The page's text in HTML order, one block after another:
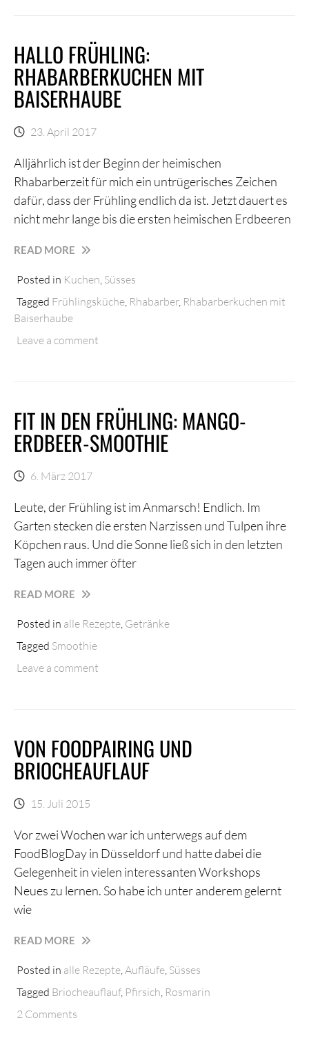
HALLO FRÜHLING:
RHABARBERKUCHEN MIT
BAISERHAUBE
23. April 2017
Alljährlich ist der Beginn der heimischen
Rhabarberzeit für mich ein untrügerisches Zeichen
dafür, dass der Frühling endlich da ist. Jetzt dauert es
nicht mehr lange bis die ersten heimischen Erdbeeren
READ MORE
HALLO
RHABARBERKUCHEN
BAISERHAUBE
Posted in Kuchen Süsses
Tagged Frühlingsküche Rhabarber, Rhabarberkuchen mit
Baiserhaube
Leave a comment
FIT IN DEN FRÜHLING: MANGO-
ERDBEER-SMOOTHIE
6. März 2017
Leute, der Frühling ist im Anmarsch! Endlich. Im
Garten stecken die ersten Narzissen und Tulpen ihre
Köpchen raus. Und die Sonne ließ sich in den letzten
Tagen auch immer öfter
READ MORE
FIT
DEN
FRÜHLING:
MANGO-
ERDBEER-
Posted in alle Rezepte Getränke
Tagged Smoothie
Leave a comment
VON FOODPAIRING UND
BRIOCHEAUFLAUF
15. Juli 2015
Vor zwei Wochen war ich unterwegs auf dem
FoodBlogDay in Düsseldorf und hatte dabei die
Gelegenheit in vielen interessanten Workshops
Neues zu lernen. So habe ich unter anderem gelernt
wie
READ MORE
VON
UND
BRIOCHEAUFLAUF
Posted in alle Rezepte Aufläufe Süsses
Tagged Briocheauflauf, Pfirsich Rosmarin
2 Comments